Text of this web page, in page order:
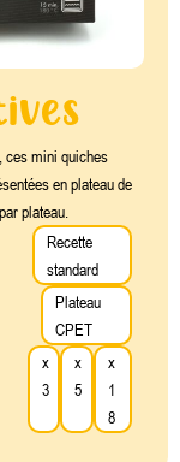
ces mini quiches
en plateau de
plateau.
Recette
standard
Plateau
CPET
x
3
x
5
x
1
8